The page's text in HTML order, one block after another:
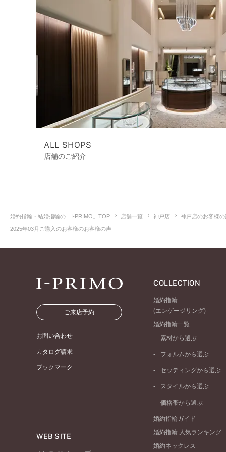
ALL SHOPS
店舗のご紹介
婚約指輪・結婚指輪の「I-PRIMO」TOP 店舗一覧 神戸店
神戸店のお客様
2025年03月ご購入のお客様のお客様の声
ご来店予約
お問い合わせ
カタログ請求
ブックマーク
WEB SITE
COLLECTION
婚約指輪
(エンゲージリング)
婚約指輪一覧
素材から選ぶ
プラチナ
ピンクゴールド
ペールブラウンゴール
フォルムから選ぶ
ストレートライン
V字ライン
セッティングから選ぶ
ソリテール
ダブルサイドメレ
ラインメレ
スタイルから選ぶ
シンプル
モード
エレガント
ゴージャス
価格帯から選ぶ
50万円台～
婚約指輪ガイド
婚約指輪 人気ランキング
婚約ネックレス